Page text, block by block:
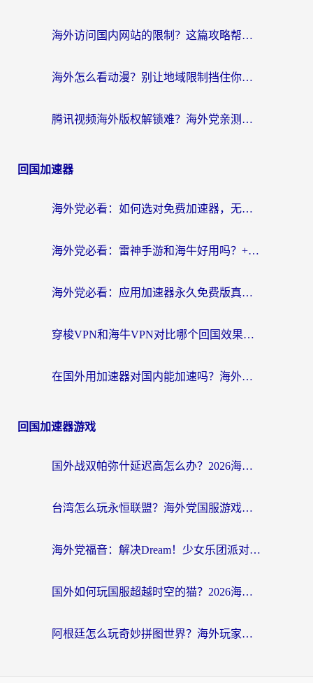
海外访问国内网站的限制？这篇攻略帮你无缝解锁12306、12123和国内影音
海外怎么看动漫？别让地域限制挡住你的追番快乐
腾讯视频海外版权解锁难？海外党亲测：选对回国加速器，追剧观影零障碍
回国加速器
海外党必看：如何选对免费加速器，无缝访问国内资源不踩坑？
海外党必看：雷神手游和海牛好用吗？+3款热门加速器实测对比，附番茄加速器无缝回国指南
海外党必看：应用加速器永久免费版真的存在吗？教你选对回国加速器无缝刷国内资源
穿梭VPN和海牛VPN对比哪个回国效果更好？海外华人亲测3款热门加速器+避坑指南
在国外用加速器对国内能加速吗？海外党亲测有效的无缝访问指南
回国加速器游戏
国外战双帕弥什延迟高怎么办？2026海外畅玩国服游戏终极指南（附实测工具推荐）
台湾怎么玩永恒联盟？海外党国服游戏加速器选择全攻略（附3大热门游戏实测）
海外党福音：解决Dream！少女乐团派对！国外延迟的实用指南，附北美英国游戏加速方案
国外如何玩国服超越时空的猫？2026海外党必看的加速器选择指南
阿根廷怎么玩奇妙拼图世界？海外玩家国服游戏加速全攻略（附帕斯卡契约战舰少女解决方案）